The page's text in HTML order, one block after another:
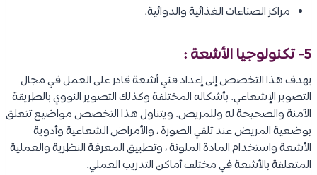
مراكز الصناعات الغذائية والدوائية.
5- تكنولوجيا الأشعة :
يهدف هذا التخصص إلى إعداد فني أشعة قادر على العمل في مجال
التصوير الإشعاعي. بأشكاله المختلفة وكذلك التصوير النووي بالطريقة
الآمنة والصحيحة له وللمريض. ويتناول هذا التخصص مواضيع تتعلق
بوضعية المريض عند تلقي الصورة ، والأمراض الشعاعية وأدوية
الأشعة واستخدام المادة الملونة ، وتطبيق المعرفة النظرية والعملية
المتعلقة بالأشعة في مختلف أماكن التدريب العملي.